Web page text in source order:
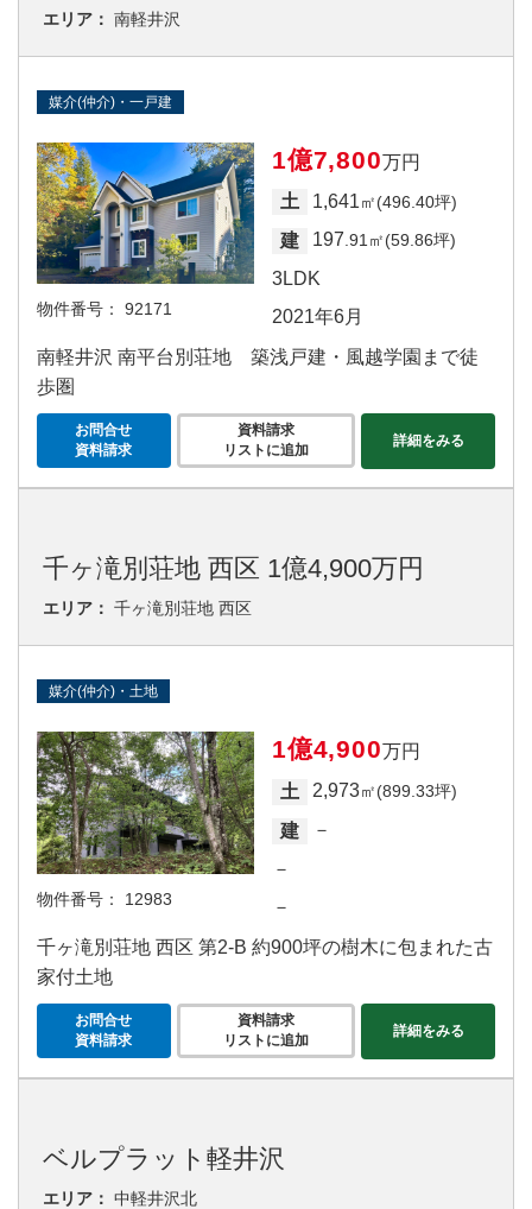
エリア： 南軽井沢
媒介(仲介)・一戸建
物件番号： 92171
1億7,800万円
土
1,641㎡(496.40坪)
建 197.91㎡(59.86坪)
3LDK
2021年6月
南軽井沢 南平台別荘地 築浅戸建・風越学園まで徒
歩圏
お問合せ
資料請求
資料請求
リストに追加
詳細をみる
千ヶ滝別荘地 西区 1億4,900万円
エリア： 千ヶ滝別荘地 西区
媒介(仲介)・土地
物件番号： 12983
1億4,900万円
土
2,973㎡(899.33坪)
建
－
－
－
千ヶ滝別荘地 西区 第2‐B 約900坪の樹木に包まれた古
家付土地
お問合せ
資料請求
資料請求
リストに追加
詳細をみる
ベルプラット軽井沢
エリア： 中軽井沢北